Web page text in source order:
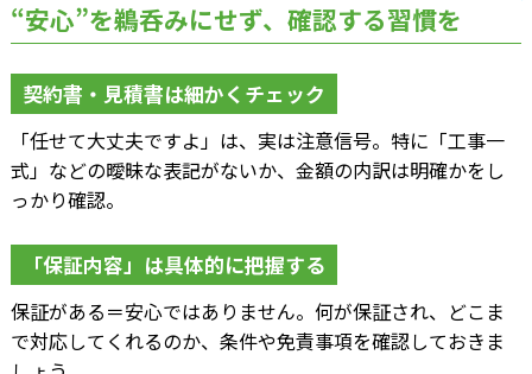
“安心”を鵜呑みにせず、確認する習慣を
契約書・見積書は細かくチェック
「任せて大丈夫ですよ」は、実は注意信号。特に「工事一
式」などの曖昧な表記がないか、金額の内訳は明確かをし
っかり確認。
「保証内容」は具体的に把握する
保証がある＝安心ではありません。何が保証され、どこま
で対応してくれるのか、条件や免責事項を確認しておきま